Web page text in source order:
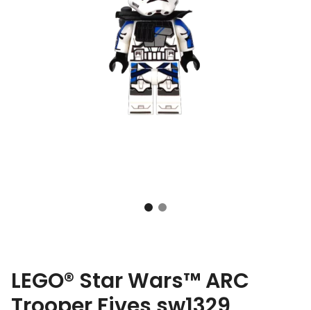
LEGO® Star Wars™ ARC